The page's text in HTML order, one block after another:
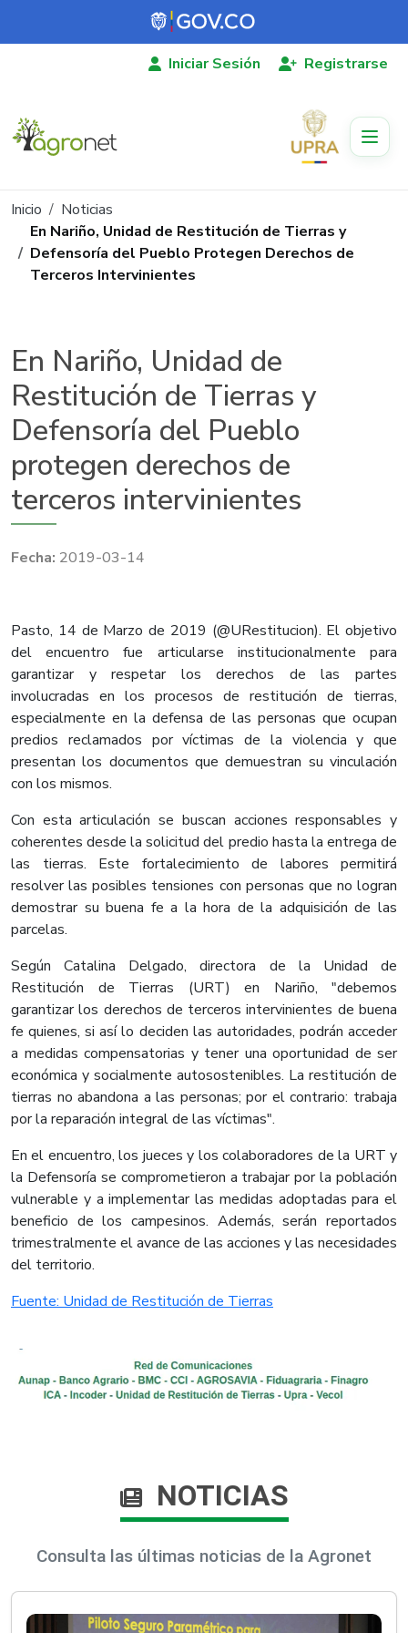
Pasar al contenido principal
Iniciar Sesión Registrarse
Ruta de navegación
Inicio
Noticias
En Nariño, Unidad de Restitución de Tierras y
Defensoría del Pueblo Protegen Derechos de
Terceros Intervinientes
En Nariño, Unidad de
Restitución de Tierras y
Defensoría del Pueblo
protegen derechos de
terceros intervinientes
2019-03-14
Pasto, 14 de Marzo de 2019 (@URestitucion). El objetivo
del encuentro fue articularse institucionalmente para
garantizar y respetar los derechos de las partes
involucradas en los procesos de restitución de tierras,
especialmente en la defensa de las personas que ocupan
predios reclamados por víctimas de la violencia y que
presentan los documentos que demuestran su vinculación
con los mismos.
Con esta articulación se buscan acciones responsables y
coherentes desde la solicitud del predio hasta la entrega de
las tierras. Este fortalecimiento de labores permitirá
resolver las posibles tensiones con personas que no logran
demostrar su buena fe a la hora de la adquisición de las
parcelas.
Según Catalina Delgado, directora de la Unidad de
Restitución de Tierras (URT) en Nariño, "debemos
garantizar los derechos de terceros intervinientes de buena
fe quienes, si así lo deciden las autoridades, podrán acceder
a medidas compensatorias y tener una oportunidad de ser
económica y socialmente autosostenibles. La restitución de
tierras no abandona a las personas; por el contrario: trabaja
por la reparación integral de las víctimas".
En el encuentro, los jueces y los colaboradores de la URT y
la Defensoría se comprometieron a trabajar por la población
vulnerable y a implementar las medidas adoptadas para el
beneficio de los campesinos. Además, serán reportados
trimestralmente el avance de las acciones y las necesidades
del territorio.​
Fuente: Unidad de Restitución de Tierras​
NOTICIAS
Consulta las últimas noticias de la Agronet